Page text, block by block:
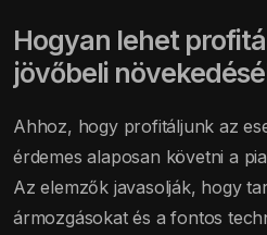
Hogyan lehet
jövőbeli
Ahhoz, hogy profitáljunk az
érdemes alaposan követni a
Az elemzők javasolják, hogy
ármozgásokat és a fontos